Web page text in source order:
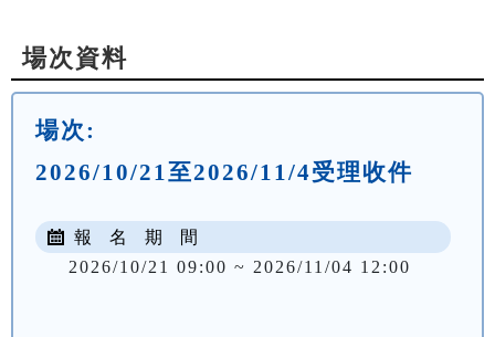
場次資料
場次:
2026/10/21至2026/11/4受理收件
報 名 期 間
2026/10/21 09:00 ~ 2026/11/04 12:00